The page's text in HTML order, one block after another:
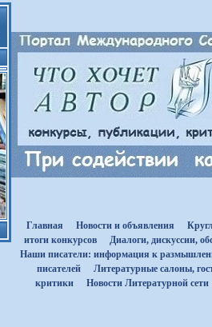
Главная Новости и объявления
итоги конкурсов
Диалоги, дискуссии,
Наши писатели: информация к
писателей
Литературные салоны,
критики
Новости Литературной сети